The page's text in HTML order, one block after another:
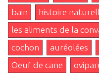
bain
histoire
les aliments de la
cochon
auréolées
Oeuf de cane